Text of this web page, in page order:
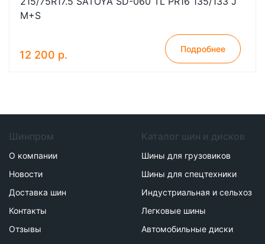
M+S
12 200 р. Подробнее
Шинпром
О компании
Новости
Доставка шин
Контакты
Отзывы
Каталог шин и дисков
Шины для грузовиков
Шины для спецтехники
Индустриальная и сельхоз
Легковые шины
Автомобильные диски